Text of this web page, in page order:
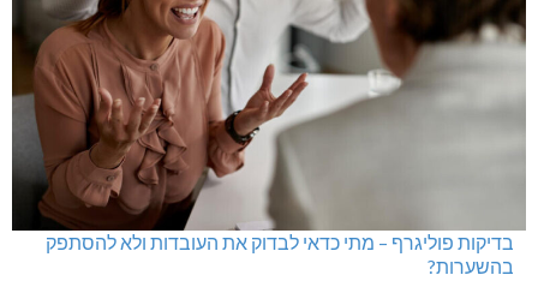
בדיקות פוליגרף במקומות עבודה – לא רק בעקבות גניבה